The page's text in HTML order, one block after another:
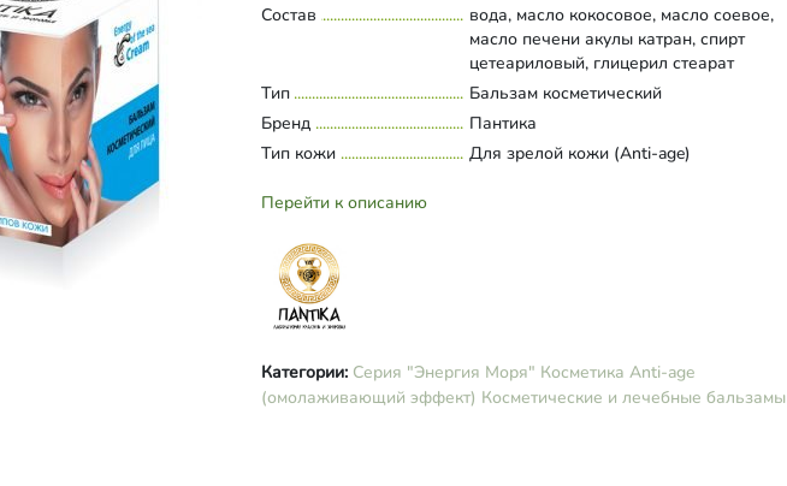
Состав
вода, масло кокосовое, масло соевое,
масло печени акулы катран, спирт
цетеариловый, глицерил стеарат
(органический), цетил пальмитат,
глицерин (растительный), ПЭГ-40
(гидрогенизированное касторовое
масло), ксантановая камедь, фруктовые
перечной, полыни.
Развернуть состав
Тип
Бальзам косметический
Бренд
Пантика
Тип кожи
Для зрелой кожи (Anti-age)
Перейти к описанию
Категории: Серия "Энергия Моря" Косметика Anti-age
(омолаживающий эффект) Косметические и лечебные бальзамы